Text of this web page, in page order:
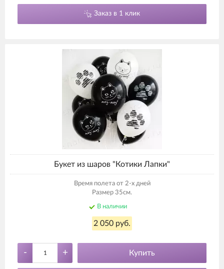
Заказ в 1 клик
Букет из шаров "Котики Лапки"
Время полета от 2-х дней
Размер 35см.
В наличии
2 050 руб.
- + Купить